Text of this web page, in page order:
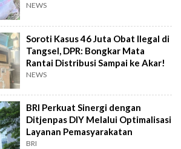
NEWS
Soroti Kasus 46 Juta Obat Ilegal di
Tangsel, DPR: Bongkar Mata
Rantai Distribusi Sampai ke Akar!
NEWS
BRI Perkuat Sinergi dengan
Ditjenpas DIY Melalui Optimalisasi
Layanan Pemasyarakatan
BRI